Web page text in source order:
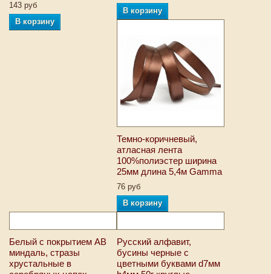
143 руб
В корзину
В корзину
Темно-коричневый,
атласная лента
100%полиэстер ширина
25мм длина 5,4м Gamma
76 руб
В корзину
Белый с покрытием АВ
миндаль, стразы
хрустальные в
Русский алфавит,
бусины черные с
цветными буквами d7мм